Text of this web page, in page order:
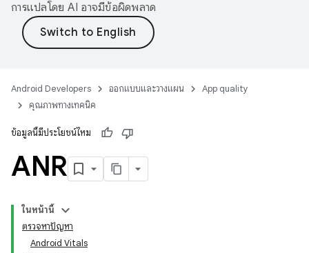
การแปลโดย AI อาจมีข้อผิดพลาด
Android Developers ออกแบบและวางแผน
App quality
คุณภาพทางเทคนิค
ข้อมูลนี้มีประโยชน์ไหม
ANR
ในหน้านี้
ตรวจหาปัญหา
Android Vitals